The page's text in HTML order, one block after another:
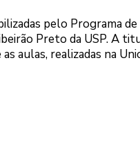
pelo Programa
Preto da USP. A
aulas, realizadas na